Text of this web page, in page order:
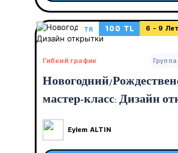
TR 100 TL 6 - 9 Лет
Гибкий график
Новогодний/
мастер-класс: Дизайн
Eylem ALTIN